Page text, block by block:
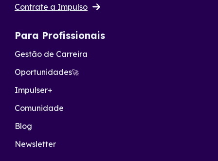
Contrate a Impulso
Para Profissionais
Gestão de Carreira
Oportunidades🚀
Impulser+
Comunidade
Blog
Newsletter